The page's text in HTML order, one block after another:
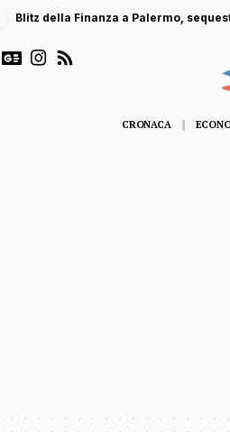
Blitz della Finanza a Palermo,
CRONACA